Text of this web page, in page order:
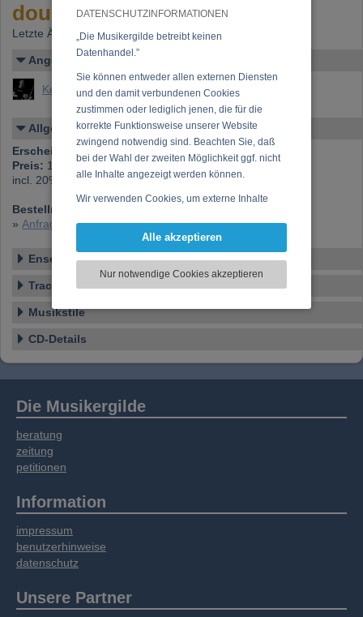
DATENSCHUTZINFORMATIONEN
„Die Musikergilde betreibt keinen
Datenhandel.”
Sie können entweder allen externen Diensten
und den damit verbundenen Cookies
zustimmen oder lediglich jenen, die für die
korrekte Funktionsweise unserer Website
zwingend notwendig sind. Beachten Sie, daß
bei der Wahl der zweiten Möglichkeit ggf. nicht
alle Inhalte angezeigt werden können.
Wir verwenden Cookies, um externe Inhalte
Funktionen für soziale Medien anbieten zu
zu analysieren. Dabei werden ggf.
Informationen zu Ihrer Verwendung unserer
soziale Medien, Werbung und Analysen
Informationen möglicherweise mit weiteren
Daten zusammen, die Sie bereitgestellt haben
oder die sie im Rahmen Ihrer Nutzung der
Alle akzeptieren
Nur notwendige Cookies akzeptieren
doubtless living
Letzte Änderung: 03.12.2000
Angelegt von
Kero, Gerhard (MA MSc Gerhard Kero)
Allgemeines
Erscheinen bei:Extraplatte,2000
Preis: 19,50 €
incl. 20% Mwtst., excl. Versand
Bestellnummer:
»Anfrage zu dieser CD
Ensemble
Tracklist
Musikstile
CD-Details
Die Musikergilde
beratung
zeitung
petitionen
Information
impressum
benutzerhinweise
datenschutz
Unsere Partner